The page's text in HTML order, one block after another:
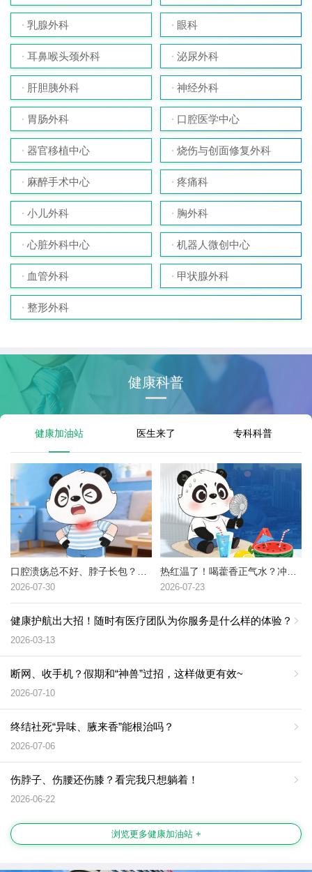
乳腺外科 眼科
耳鼻喉头颈外科 泌尿外科
肝胆胰外科 神经外科
胃肠外科 口腔医学中心
器官移植中心 烧伤与创面修复外科
麻醉手术中心 疼痛科
小儿外科 胸外科
心脏外科中心 机器人微创中心
血管外科 甲状腺外科
整形外科
健康科普
健康加油站 医生来了 专科科普
2026-07-30 2026-07-23
健康护航出大招！随时有医疗团队为你服务是什么样的体验？
2026-03-13
断网、收手机？假期和“神兽”过招，这样做更有效~
2026-07-10
终结社死“异味、腋来香”能根治吗？
2026-07-06
伤脖子、伤腰还伤膝？看完我只想躺着！
2026-06-22
浏览更多健康加油站 +